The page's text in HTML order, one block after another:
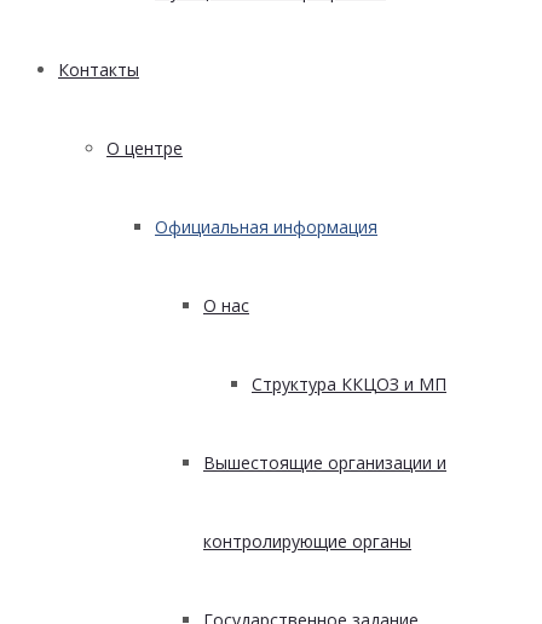
Контакты
О центре
Официальная информация
О нас
Структура ККЦОЗ и МП
Вышестоящие организации и
контролирующие органы